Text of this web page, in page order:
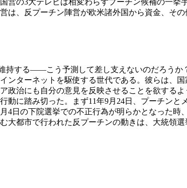
、反プーチン陣営が欧米諸外国から資金、そ
持する――こう予測して差し支えないのだろうか
ターネットを駆使する世代である。彼らは、
治にも自分の意見を反映させることを欲するよ
に踏み切った。まず11年9月24日、プーチンと
日の下院選挙での不正行為が明らかとなった時
都市で行われた反プーチンの動きは、大統領